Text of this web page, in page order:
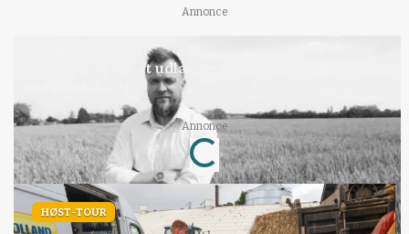
Annonce
Det er en uskik at udlægge et røgslør om
Annonce
Loading...
HØST-TOUR